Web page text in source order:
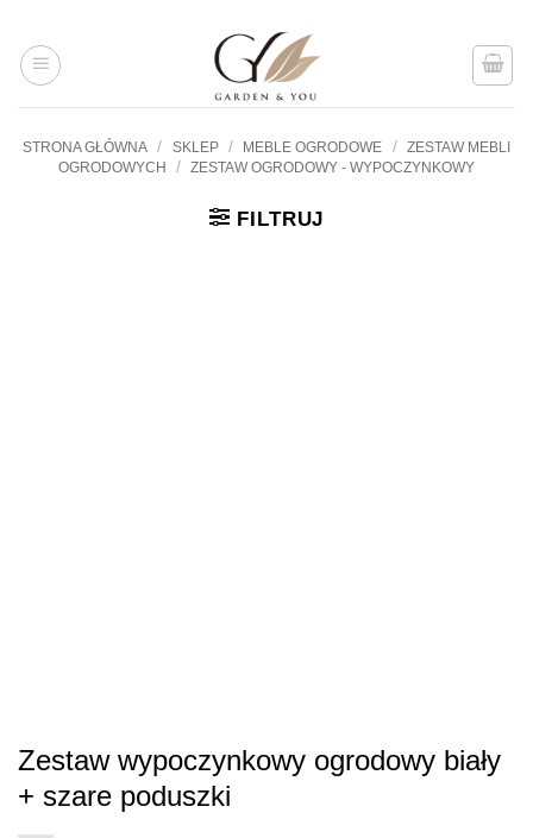
treści
STRONA GŁÓWNA / SKLEP / MEBLE OGRODOWE / ZESTAW MEBLI
OGRODOWYCH
/ ZESTAW OGRODOWY - WYPOCZYNKOWY
FILTRUJ
Zestaw wypoczynkowy ogrodowy biały
+ szare poduszki